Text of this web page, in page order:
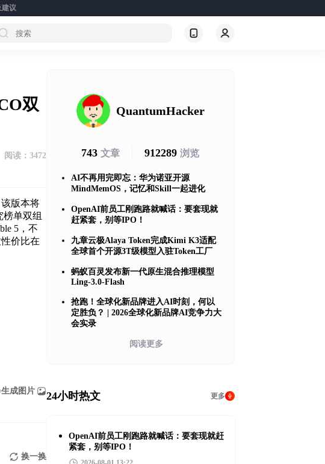
建议
双
阅读： 3472
该版本将
榜单双组
5，不
价比在
生成图片
换一换
QuantumHacker
743文章 912289浏览
AI不再用完即忘：华为诺亚开源
MindMemOS，记忆和Skill一起进化
OpenAI前员工刚跑路就喊话：要套现就
赶紧套，别等IPO！
九章云极Alaya Token完成Kimi K3适配
全球首个开源3T级模型入驻Token工厂
蚂蚁百灵发布新一代原生混合推理模型
Ling-3.0-Flash
抢跑！全球化新品牌进入AI时刻，何以
定胜负？ | 2026全球化新品牌AI竞争力大
会实录
阅读更多
24小时热文 更多
OpenAI前员工刚跑路就喊话：要套现就赶
紧套，别等IPO！